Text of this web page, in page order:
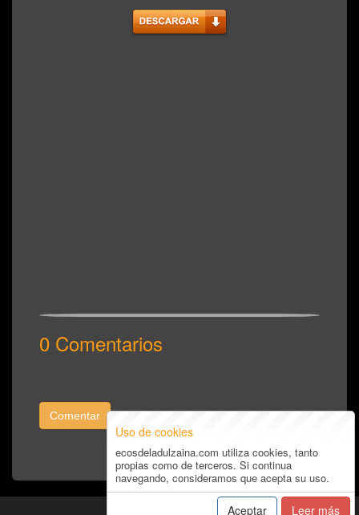
0 Comentarios
Comentar
Uso de cookies
ecosdeladulzaina.com utiliza cookies, tanto
propias como de terceros. Si continua
navegando, consideramos que acepta su uso.
Aceptar Leer más